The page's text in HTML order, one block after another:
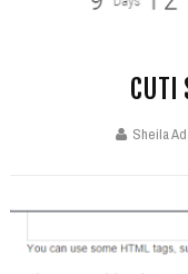
CUTI
Sheila